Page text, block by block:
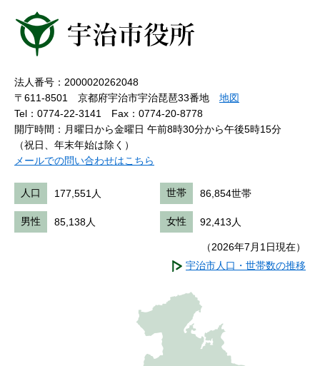
法人番号：2000020262048
〒611-8501 京都府宇治市宇治琵琶33番地 地図
Tel：0774-22-3141
Fax：0774-20-8778
開庁時間：月曜日から金曜日 午前8時30分から午後5時15分
（祝日、年末年始は除く）
メールでの問い合わせはこちら
人口 177,551人 世帯 86,854世帯
男性 85,138人 女性 92,413人
（2026年7月1日現在）
宇治市人口・世帯数の推移